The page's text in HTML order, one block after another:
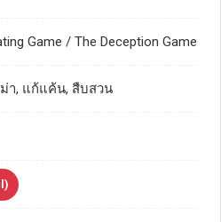
Game / The Deception Game
า, แก้แค้น, สืบสวน